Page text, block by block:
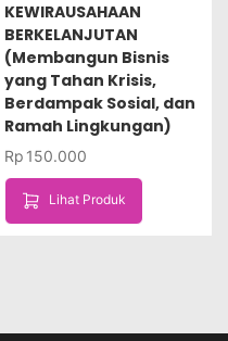
KEWIRAUSAHAAN
BERKELANJUTAN
(Membangun Bisnis
yang Tahan Krisis,
Berdampak Sosial, dan
Ramah Lingkungan)
Rp 150.000
Lihat Produk